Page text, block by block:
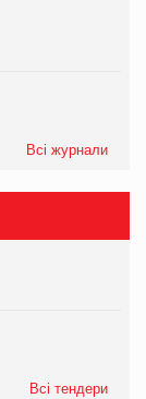
Всі журнали
Всі тендери